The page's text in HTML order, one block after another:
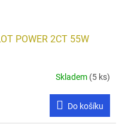
POWER 2CT 55W
Skladem (5 ks)
Do košíku